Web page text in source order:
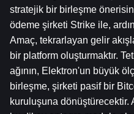
stratejik bir birleşme
ödeme şirketi Strike ile,
Amaç, tekrarlayan gelir
bir platform oluşturmaktır.
ağının, Elektron'un büyük
birleşme, şirketi pasif bir
kuruluşuna dönüştürecektir.